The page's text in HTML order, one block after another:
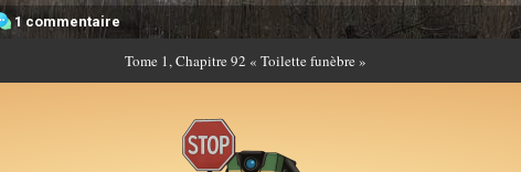
1 commentaire
Tome1, Chapitre 92 « Toilette funèbre »